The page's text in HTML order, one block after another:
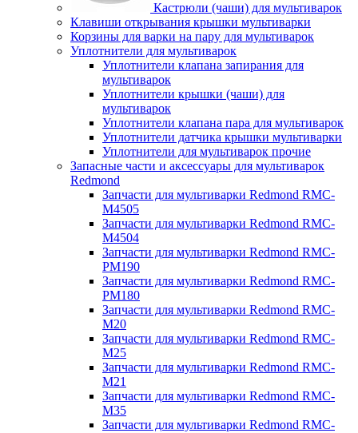
Кастрюли (чаши) для мультиварок
Клавиши открывания крышки мультиварки
Корзины для варки на пару для мультиварок
Уплотнители для мультиварок
Уплотнители клапана запирания для
мультиварок
Уплотнители крышки (чаши) для
мультиварок
Уплотнители клапана пара для мультиварок
Уплотнители датчика крышки мультиварки
Уплотнители для мультиварок прочие
Запасные части и аксессуары для мультиварок
Redmond
Запчасти для мультиварки Redmond RMC-
M4505
Запчасти для мультиварки Redmond RMC-
M4504
Запчасти для мультиварки Redmond RMC-
PM190
Запчасти для мультиварки Redmond RMC-
PM180
Запчасти для мультиварки Redmond RMC-
M20
Запчасти для мультиварки Redmond RMC-
M25
Запчасти для мультиварки Redmond RMC-
M21
Запчасти для мультиварки Redmond RMC-
M35
Запчасти для мультиварки Redmond RMC-